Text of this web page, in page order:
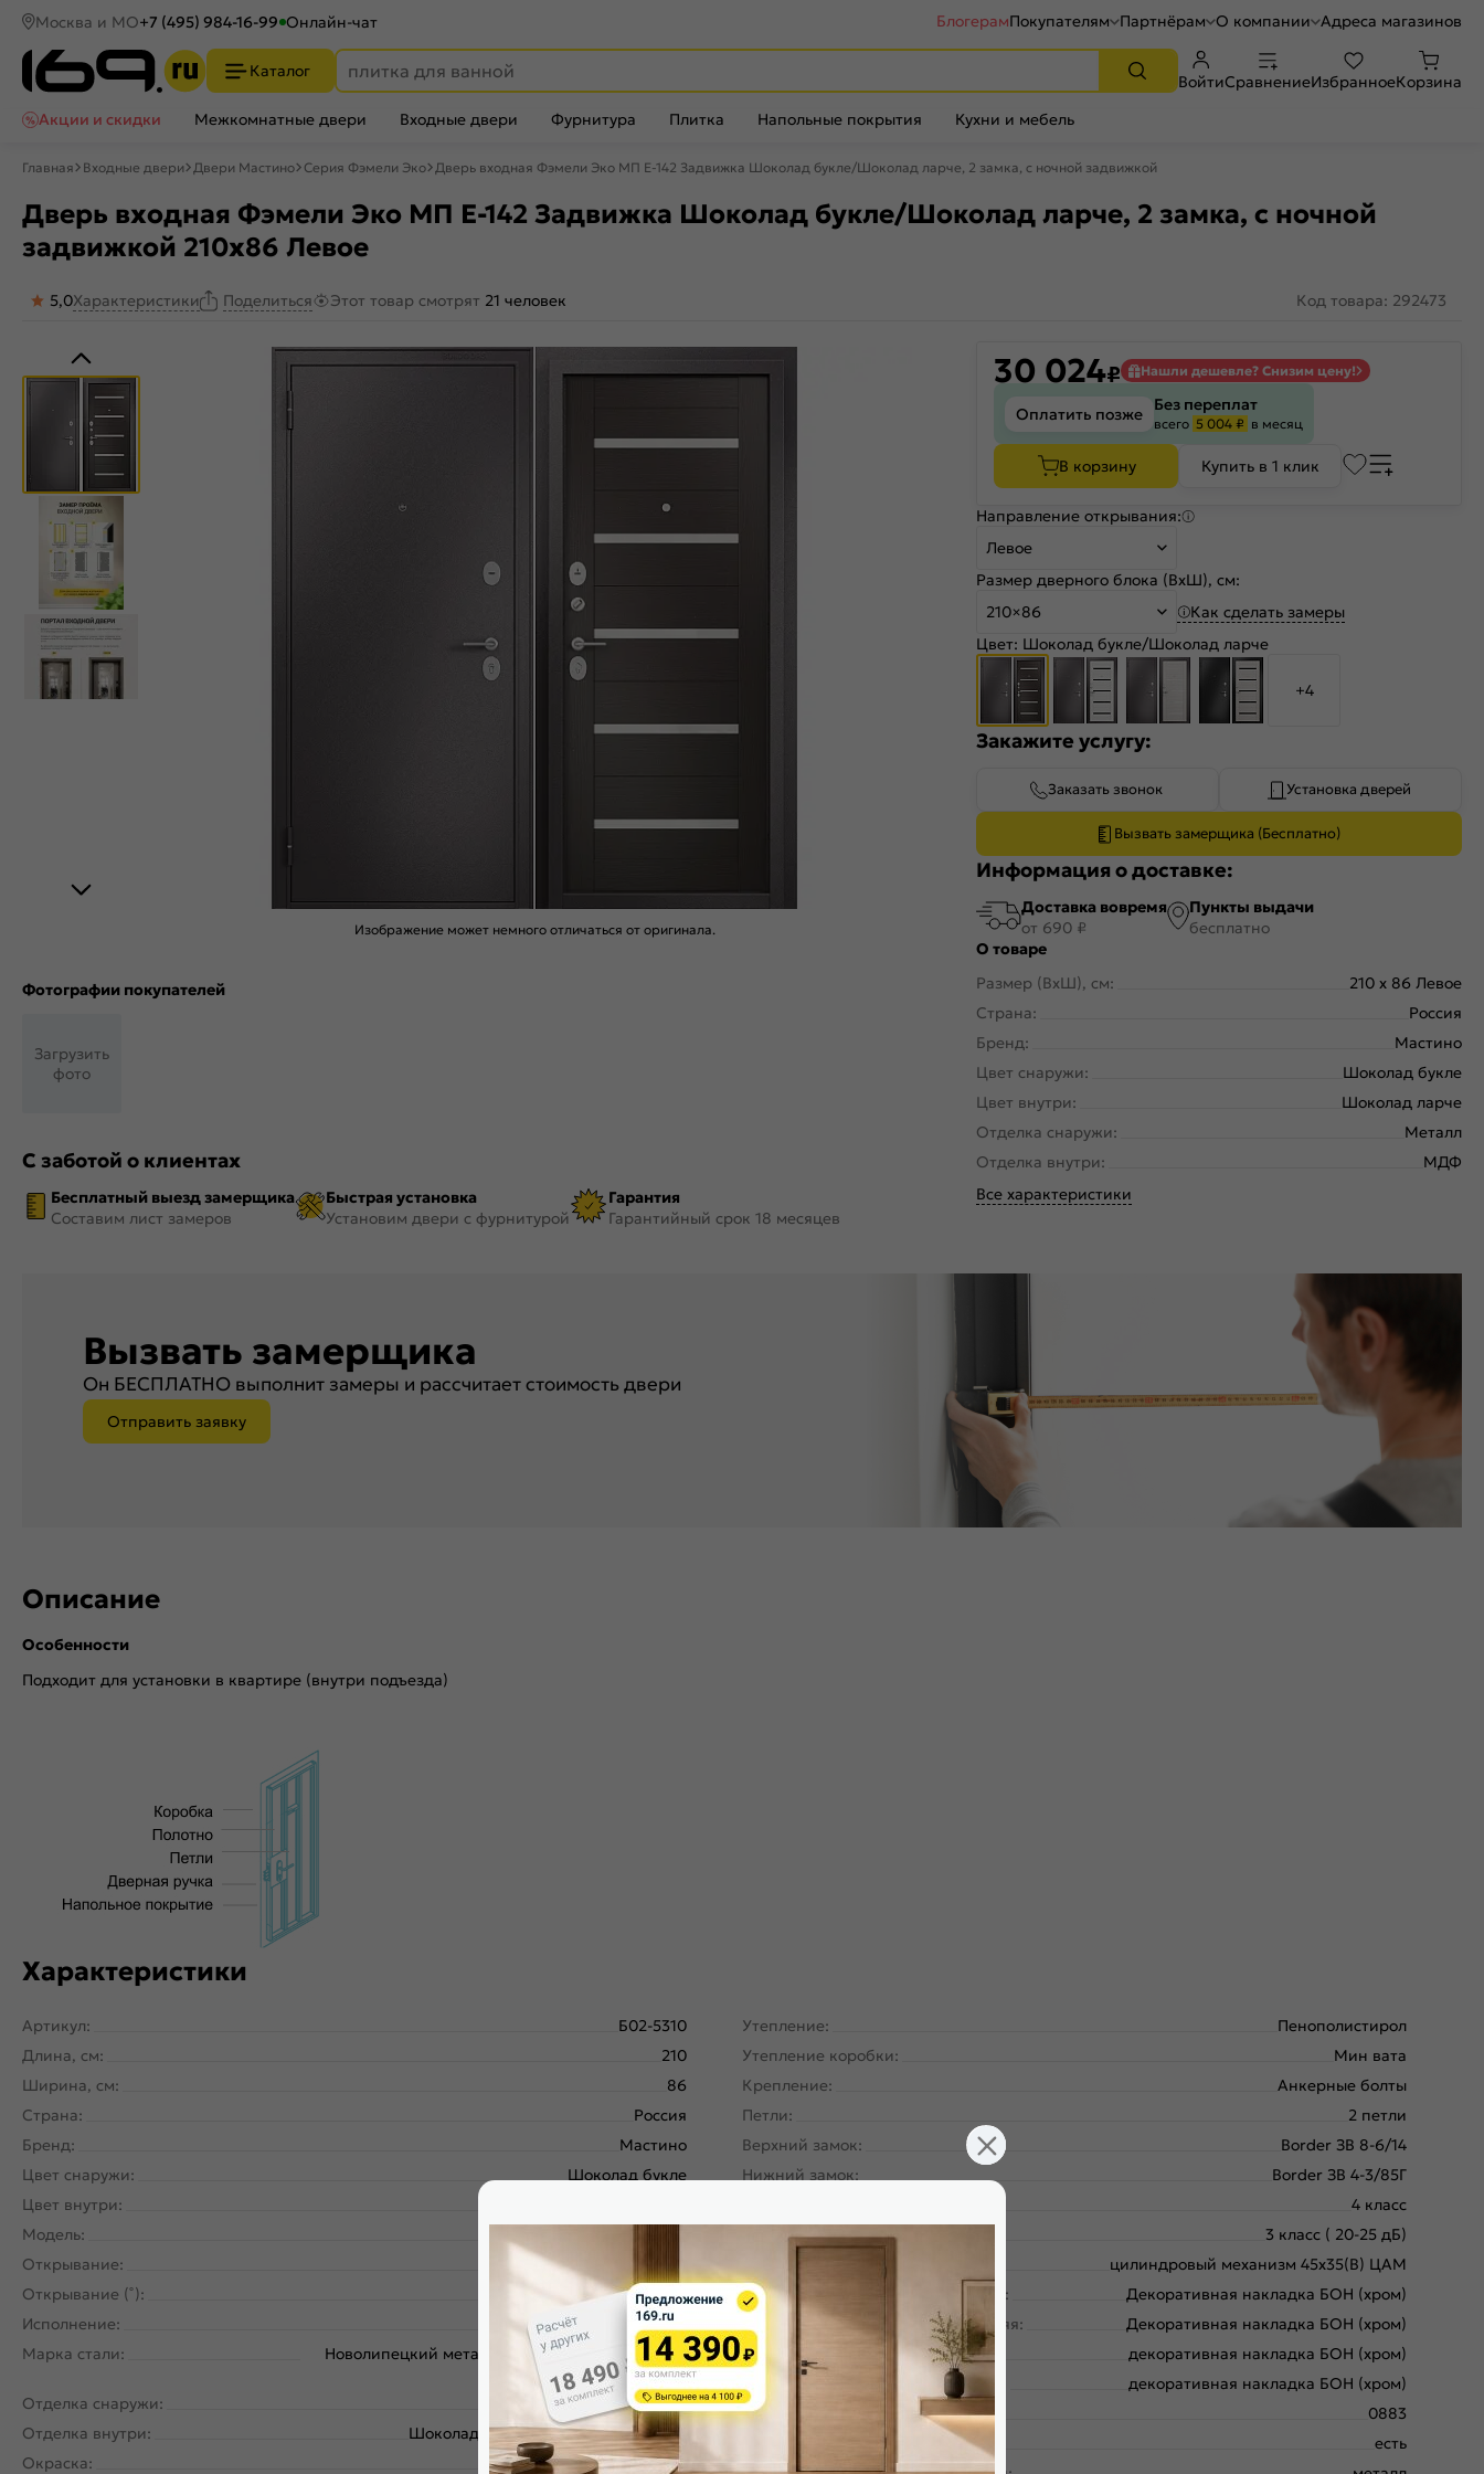
Москва и МО+7 (495) 984-16-99 Онлайн-чат БлогерамПокупателям Партнёрам О компании Адреса магазинов
Каталог
ВойтиСравнениеИзбранноеКорзина
Акции и скидки
Межкомнатные двери Входные двери Фурнитура Плитка Напольные покрытия Кухни и мебель
Главная Входные двери Двери Мастино Серия Фэмели Эко Дверь входная Фэмели Эко МП E-142 Задвижка Шоколад букле/Шоколад ларче, 2 замка, с ночной задвижкой
Дверь входная Фэмели Эко МП E-142 Задвижка Шоколад букле/Шоколад ларче, 2 замка, с ночной
задвижкой 210x86 Левое
5,0Характеристики Поделиться Этот товар смотрят 21 человек Код товара: 292473
Изображение может немного отличаться от оригинала.
Фотографии покупателей
Загрузить
фото
С заботой о клиентах
Бесплатный выезд замерщика
Составим лист замеров
Быстрая установка
Установим двери с фурнитурой
Гарантия
Гарантийный срок 18 месяцев
30 024₽ Нашли дешевле? Снизим цену!
Оплатить позже Без переплат
всего 5 004 ₽ в месяц
В корзину Купить в 1 клик
Направление открывания:
Левое
Размер дверного блока (ВхШ), см:
210×86
Как сделать замеры
Цвет: Шоколад букле/Шоколад ларче
+4
Закажите услугу:
Заказать звонок Установка дверей
Вызвать замерщика (Бесплатно)
Информация о доставке:
Доставка вовремя
от 690 ₽
Пункты выдачи
бесплатно
О товаре
Размер (ВхШ), см:
210 x 86 Левое
Страна:
Россия
Бренд:
Мастино
Цвет снаружи:
Шоколад букле
Цвет внутри:
Шоколад ларче
Отделка снаружи:
Металл
Отделка внутри:
МДФ
Все характеристики
Вызвать замерщика
Он БЕСПЛАТНО выполнит замеры и рассчитает стоимость двери
Отправить заявку
Описание
Особенности
Подходит для установки в квартире (внутри подъезда)
Характеристики
Артикул:
Б02-5310
Длина, см:
210
Ширина, см:
86
Страна:
Россия
Бренд:
Мастино
Цвет снаружи:
Шоколад букле
Цвет внутри:
Модель:
Открывание:
Левое
Открывание (˚):
180
Исполнение:
Металл-панель
Марка стали:
Новолипецкий металлургический завод, завод
Северсталь; РФ
Отделка снаружи:
Антрацит букле
Отделка внутри:
Шоколад ларче, E-142 Lakobel White
Окраска:
Антрацит букле
Утепление:
Пенополистирол
Утепление коробки:
Мин вата
Крепление:
Анкерные болты
Петли:
2 петли
Верхний замок:
Border ЗВ 8-6/14
Нижний замок:
Border ЗВ 4-3/85Г
4 класс
Класс шумоизоляции:
3 класс ( 20-25 дБ)
цилиндровый механизм 45х35(В) ЦАМ
Накладка цилиндровая наружная:
Декоративная накладка БОН (хром)
Накладка цилиндровая внутренняя:
Декоративная накладка БОН (хром)
Накладка сувальдная наружная:
декоративная накладка БОН (хром)
Накладка сувальдная внутренняя:
декоративная накладка БОН (хром)
Ручка:
0883
есть